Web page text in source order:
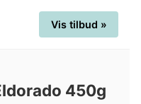
Vis tilbud »
450g